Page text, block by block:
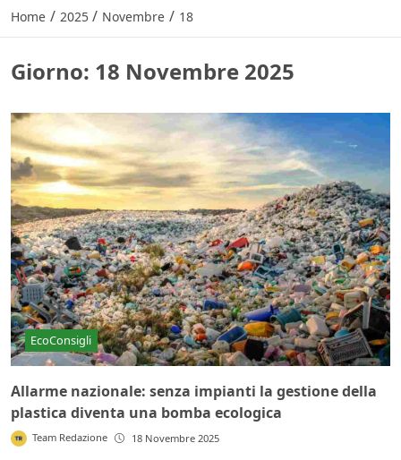
Home / 2025 / Novembre / 18
Giorno: 18 Novembre 2025
EcoConsigli
Allarme nazionale: senza impianti la gestione della
plastica diventa una bomba ecologica
Team Redazione 18 Novembre 2025